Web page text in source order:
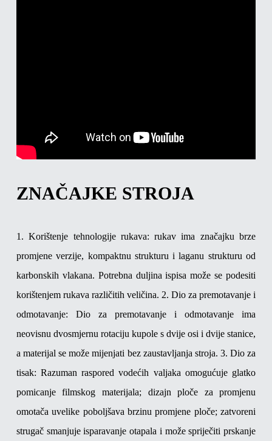
ZNAČAJKE STROJA
1. Korištenje tehnologije rukava: rukav ima značajku brze
promjene verzije, kompaktnu strukturu i laganu strukturu od
karbonskih vlakana. Potrebna duljina ispisa može se podesiti
korištenjem rukava različitih veličina. 2. Dio za premotavanje i
odmotavanje: Dio za premotavanje i odmotavanje ima
neovisnu dvosmjernu rotaciju kupole s dvije osi i dvije stanice,
a materijal se može mijenjati bez zaustavljanja stroja. 3. Dio za
tisak: Razuman raspored vodećih valjaka omogućuje glatko
pomicanje filmskog materijala; dizajn ploče za promjenu
omotača uvelike poboljšava brzinu promjene ploče; zatvoreni
strugač smanjuje isparavanje otapala i može spriječiti prskanje